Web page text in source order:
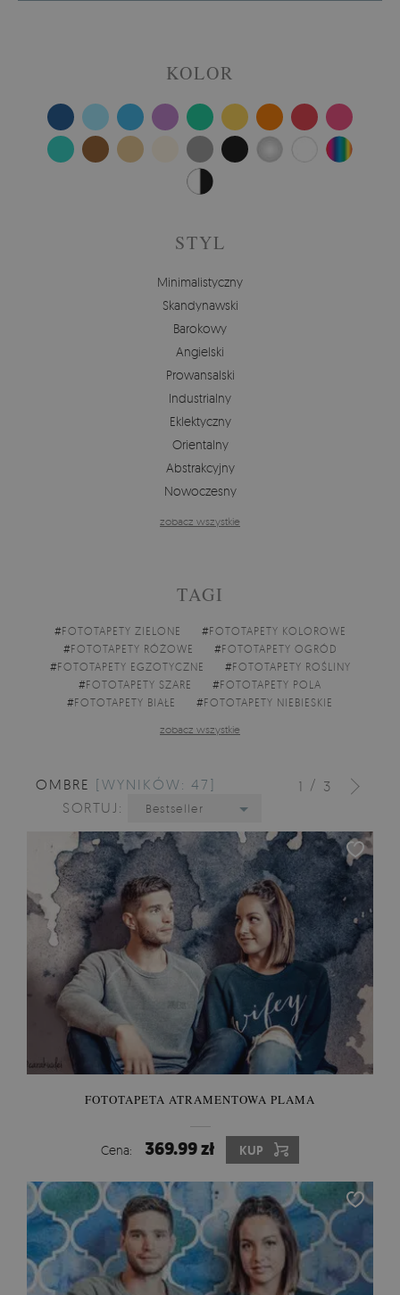
KOLOR
STYL
Minimalistyczny
Skandynawski
Barokowy
Angielski
Prowansalski
Industrialny
Eklektyczny
Orientalny
Abstrakcyjny
Nowoczesny
zobacz wszystkie
TAGI
#FOTOTAPETY ZIELONE #FOTOTAPETY KOLOROWE
#FOTOTAPETY RÓŻOWE #FOTOTAPETY OGRÓD
#FOTOTAPETY EGZOTYCZNE #FOTOTAPETY ROŚLINY
#FOTOTAPETY SZARE #FOTOTAPETY POLA
#FOTOTAPETY BIAŁE #FOTOTAPETY NIEBIESKIE
zobacz wszystkie
1 / 3
OMBRE [WYNIKÓW: 47]
SORTUJ:
Bestseller
FOTOTAPETA ATRAMENTOWA PLAMA
Cena: 369.99 zł KUP